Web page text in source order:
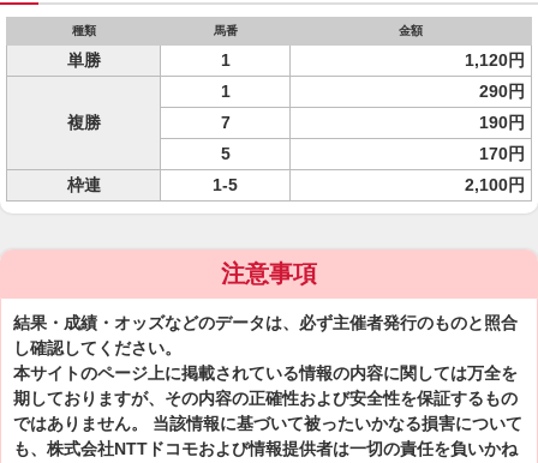
種類 馬番 金額
単勝 1 1,120円
複勝
1
290円
7
190円
5
170円
枠連
1-5 2,100円
注意事項
結果・成績・オッズなどのデータは、必ず主催者発行のものと照合
し確認してください。
本サイトのページ上に掲載されている情報の内容に関しては万全を
期しておりますが、その内容の正確性および安全性を保証するもの
ではありません。 当該情報に基づいて被ったいかなる損害について
も、株式会社NTTドコモおよび情報提供者は一切の責任を負いかね